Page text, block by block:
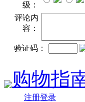
级：
评论内
容：
验证码：
购物指
注册登录